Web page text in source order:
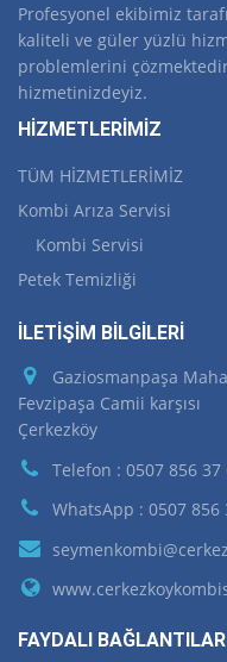
Profesyonel ekibimiz
kaliteli ve güler yüzlü
problemlerini
hizmetinizdeyiz.
HİZMETLERİMİZ
TÜM HİZMETLERİMİZ
Kombi Arıza Servisi
Kombi Servisi
Petek Temizliği
İLETİŞİM BİLGİLERİ
Gaziosmanpaşa
Fevzipaşa Camii karşısı
Çerkezköy
Telefon : 0507 856 37
WhatsApp : 0507 856
FAYDALI BAĞLANTILAR